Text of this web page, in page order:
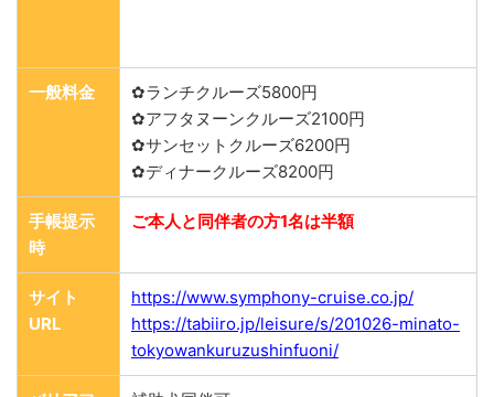
一般料金
✿ランチクルーズ5800円
✿アフタヌーンクルーズ2100円
✿サンセットクルーズ6200円
✿ディナークルーズ8200円
手帳提示
時
ご本人と同伴者の方1名は半額
サイト
URL
https://www.symphony-cruise.co.jp/
https://tabiiro.jp/leisure/s/201026-minato-
tokyowankuruzushinfuoni/